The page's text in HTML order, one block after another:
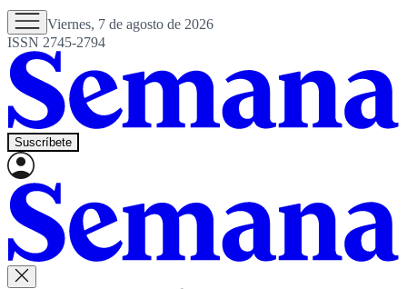
Viernes, 7 de agosto de 2026
ISSN 2745-2794
Suscríbete